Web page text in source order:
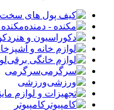
سرگرمی
ورزشی
کامپیوتر